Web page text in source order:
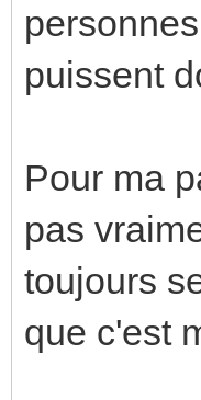
puissent
Pour ma
pas
toujours
que c'est